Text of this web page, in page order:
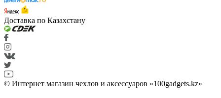
Доставка по Казахстану
© Интернет магазин чехлов и аксессуаров «100gadgets.kz»